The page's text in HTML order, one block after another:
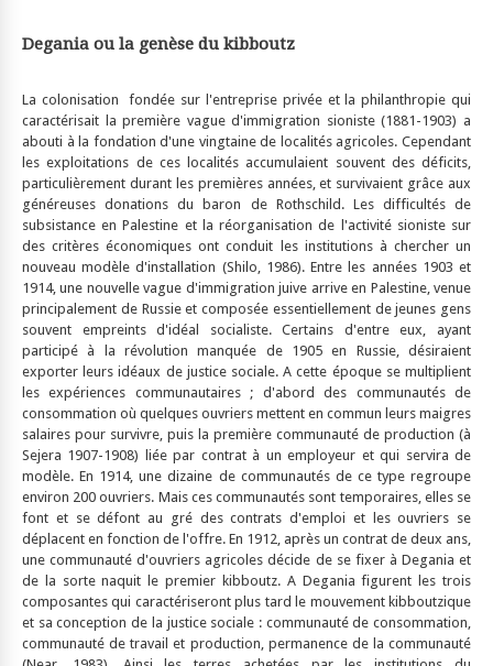
Degania ou la genèse du kibboutz
La colonisation fondée sur l'entreprise privée et la philanthropie qui
caractérisait la première vague d'immigration sioniste (1881-1903) a
abouti à la fondation d'une vingtaine de localités agricoles. Cependant
les exploitations de ces localités accumulaient souvent des déficits,
particulièrement durant les premières années, et survivaient grâce aux
généreuses donations du baron de Rothschild. Les difficultés de
subsistance en Palestine et la réorganisation de l'activité sioniste sur
des critères économiques ont conduit les institutions à chercher un
nouveau modèle d'installation (Shilo, 1986). Entre les années 1903 et
1914, une nouvelle vague d'immigration juive arrive en Palestine, venue
principalement de Russie et composée essentiellement de jeunes gens
souvent empreints d'idéal socialiste. Certains d'entre eux, ayant
participé à la révolution manquée de 1905 en Russie, désiraient
exporter leurs idéaux de justice sociale. A cette époque se multiplient
les expériences communautaires ; d'abord des communautés de
consommation où quelques ouvriers mettent en commun leurs maigres
salaires pour survivre, puis la première communauté de production (à
Sejera 1907-1908) liée par contrat à un employeur et qui servira de
modèle. En 1914, une dizaine de communautés de ce type regroupe
environ 200 ouvriers. Mais ces communautés sont temporaires, elles se
font et se défont au gré des contrats d'emploi et les ouvriers se
déplacent en fonction de l'offre. En 1912, après un contrat de deux ans,
une communauté d'ouvriers agricoles décide de se fixer à Degania et
de la sorte naquit le premier kibboutz. A Degania figurent les trois
composantes qui caractériseront plus tard le mouvement kibboutzique
et sa conception de la justice sociale : communauté de consommation,
communauté de travail et production, permanence de la communauté